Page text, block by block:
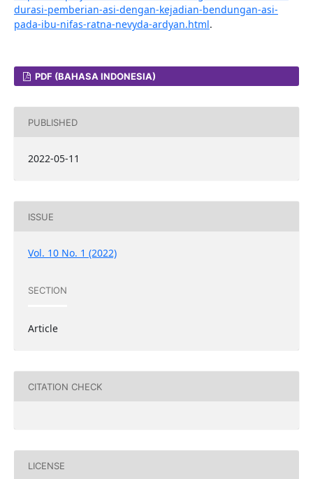
durasi-pemberian-asi-dengan-kejadian-bendungan-asi-
pada-ibu-nifas-ratna-nevyda-ardyan.html.
PDF (BAHASA INDONESIA)
PUBLISHED
2022-05-11
ISSUE
Vol. 10 No. 1 (2022)
SECTION
Article
CITATION CHECK
LICENSE